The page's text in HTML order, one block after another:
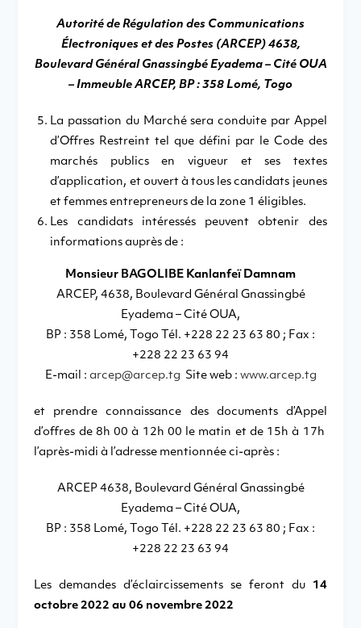
Autorité de Régulation des Communications
Électroniques et des Postes (ARCEP) 4638,
Boulevard Général Gnassingbé Eyadema – Cité OUA
– Immeuble ARCEP, BP : 358 Lomé, Togo
La passation du Marché sera conduite par Appel
d’Offres Restreint tel que défini par le Code des
marchés publics en vigueur et ses textes
d’application, et ouvert à tous les candidats jeunes
et femmes entrepreneurs de la zone 1 éligibles.
Les candidats intéressés peuvent obtenir des
informations auprès de :
Monsieur BAGOLIBE Kanlanfeï Damnam
ARCEP, 4638, Boulevard Général Gnassingbé
Eyadema – Cité OUA,
BP : 358 Lomé, Togo Tél. +228 22 23 63 80 ; Fax :
+228 22 23 63 94
E-mail : arcep@arcep.tg Site web : www.arcep.tg
et prendre connaissance des documents d’Appel
d’offres de 8h 00 à 12h 00 le matin et de 15h à 17h
l’après-midi à l’adresse mentionnée ci-après :
ARCEP 4638, Boulevard Général Gnassingbé
Eyadema – Cité OUA,
BP : 358 Lomé, Togo Tél. +228 22 23 63 80 ; Fax :
+228 22 23 63 94
Les demandes d’éclaircissements se feront du 14
octobre 2022 au 06 novembre 2022